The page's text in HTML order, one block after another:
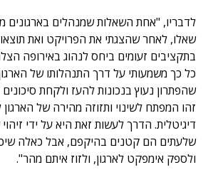
לדבריו, "אחת השאלות שמנהלים בארגונים
שאלו, לאחר שהצגתי את הפרויקט ואת
בתקציבים זעומים ביחס לנהוג באירופה
כל כך משמעותי על דרך התנהלותו של
שהפתרון נעוץ בנכונות להעז ולקחת
זהו המפתח לשינוי ותזוזה מהירה של
דיגיטלית. הדרך לעשות זאת היא על ידי
שלעתים הם קטנים בהיקפם, אבל כאלה
ולספק אימפקט לארגון, ולזוז איתם מהר".